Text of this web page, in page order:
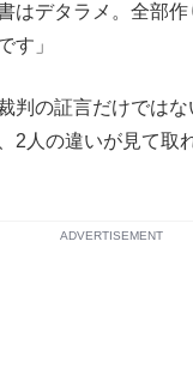
はデタラメ。全部
す」
判の証言だけではな
2人の違いが見て取
ADVERTISEMENT